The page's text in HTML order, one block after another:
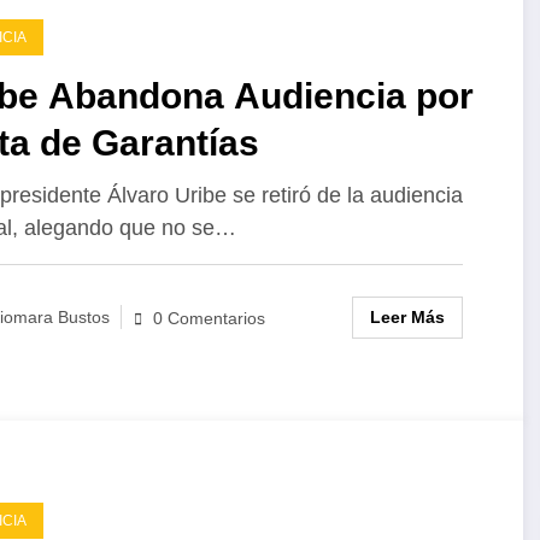
Abandona Audiencia por
de Garantías
Álvaro Uribe se retiró de la audiencia
alegando que no se…
Bustos 0 Comentarios Leer Más
promesas y
escándalos:
el saldo del
gobierno
Petro
las niñas
ley que no
las protege.
colombiano